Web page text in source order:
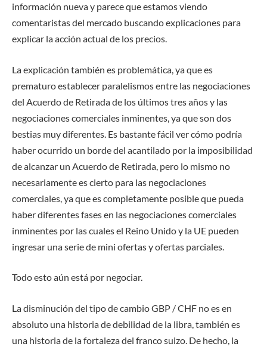
información nueva y parece que estamos viendo
comentaristas del mercado buscando explicaciones para
explicar la acción actual de los precios.
La explicación también es problemática, ya que es
prematuro establecer paralelismos entre las negociaciones
del Acuerdo de Retirada de los últimos tres años y las
negociaciones comerciales inminentes, ya que son dos
bestias muy diferentes. Es bastante fácil ver cómo podría
haber ocurrido un borde del acantilado por la imposibilidad
de alcanzar un Acuerdo de Retirada, pero lo mismo no
necesariamente es cierto para las negociaciones
comerciales, ya que es completamente posible que pueda
haber diferentes fases en las negociaciones comerciales
inminentes por las cuales el Reino Unido y la UE pueden
ingresar una serie de mini ofertas y ofertas parciales.
Todo esto aún está por negociar.
La disminución del tipo de cambio GBP / CHF no es en
absoluto una historia de debilidad de la libra, también es
una historia de la fortaleza del franco suizo. De hecho, la